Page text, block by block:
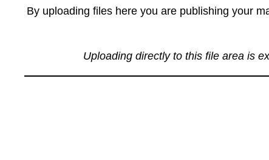
By uploading files here you are publishing your
Uploading directly to this file area is